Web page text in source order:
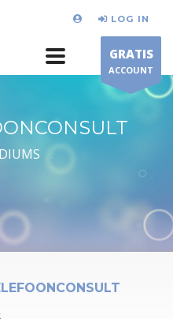
LOG IN
GRATIS
ACCOUNT